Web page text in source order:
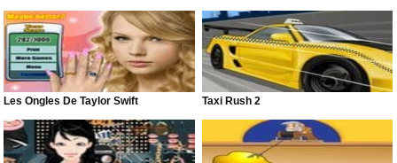
Les Ongles De Taylor Swift Taxi Rush 2